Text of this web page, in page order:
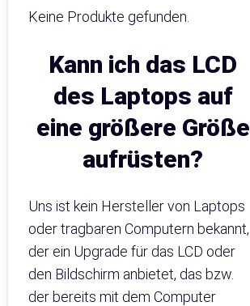
Keine Produkte gefunden.
Kann ich das LCD
des Laptops auf
eine größere Größe
aufrüsten?
Uns ist kein Hersteller von Laptops
oder tragbaren Computern bekannt,
der ein Upgrade für das LCD oder
den Bildschirm anbietet, das bzw.
der bereits mit dem Computer